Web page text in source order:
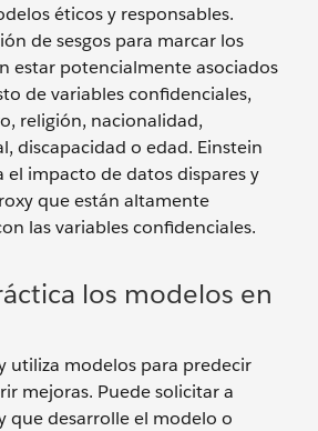
éticos y responsables.
de sesgos para marcar los
estar potencialmente asociados
de variables confidenciales,
religión, nacionalidad,
discapacidad o edad. Einstein
el impacto de datos dispares y
que están altamente
las variables confidenciales.
los modelos en
utiliza modelos para predecir
mejoras. Puede solicitar a
que desarrolle el modelo o